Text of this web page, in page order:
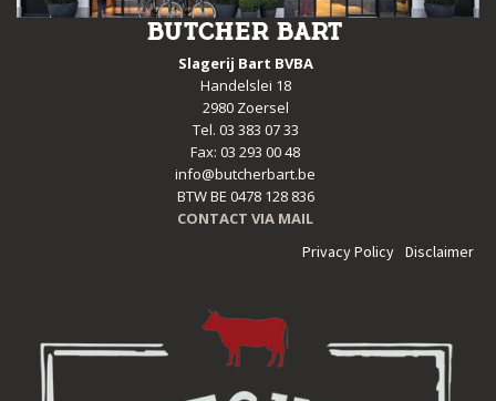
BUTCHER BART
Slagerij Bart BVBA
Handelslei 18
2980 Zoersel
Tel. 03 383 07 33
Fax: 03 293 00 48
info@butcherbart.be
BTW BE 0478 128 836
CONTACT VIA MAIL
Privacy Policy Disclaimer